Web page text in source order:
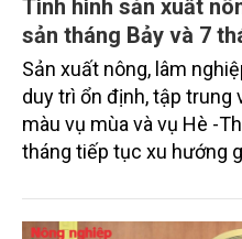
Tình hình sản xuất
sản tháng Bảy và 7
Sản xuất nông, lâm
duy trì ổn định, tập trung
tháng tiếp tục xu hướng
triển ổn định; chăn nuôi